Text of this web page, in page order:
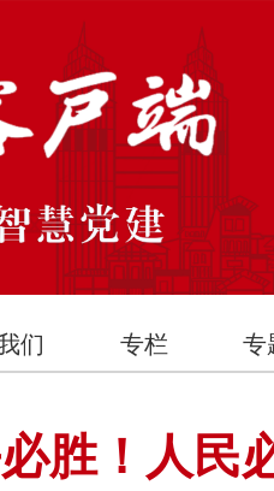
们 专栏 专
胜！人民